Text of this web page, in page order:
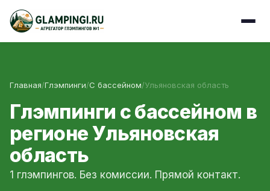
Главная/Глэмпинги/С бассейном/Ульяновская область
Глэмпинги с бассейном в
регионе Ульяновская
область
1 глэмпингов. Без комиссии. Прямой контакт.